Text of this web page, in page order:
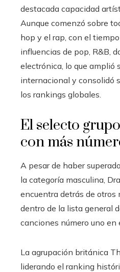
destacada capacidad
Aunque comenzó sobre
hop y el rap, con el
influencias de pop, R&B,
electrónica, lo que amplió
internacional y consolidó
los rankings globales.
El selecto
con más
A pesar de haber
la categoría masculina,
encuentra detrás de otros
dentro de la lista general
canciones número uno en
La agrupación británica
liderando el ranking